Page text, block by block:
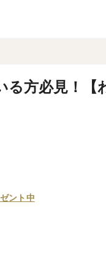
る方必見！【
ント中